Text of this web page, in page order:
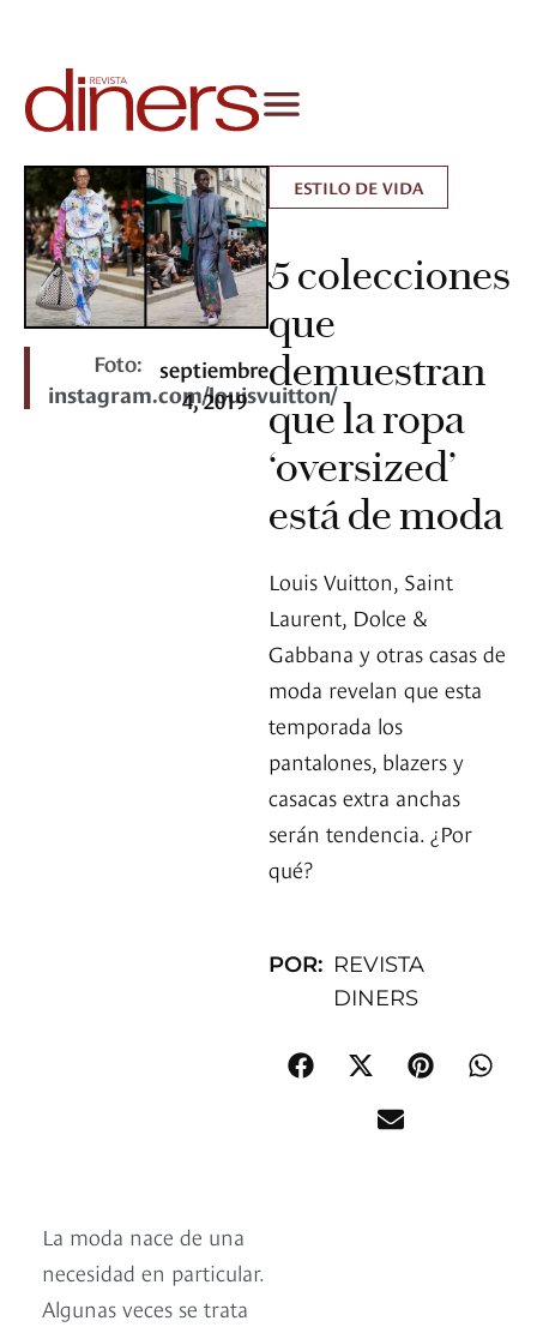
Foto:
instagram.com/louisvuitton/
septiembre
4, 2019
ESTILO DE VIDA
5 colecciones
que
demuestran
que la ropa
‘oversized’
está de moda
Louis Vuitton, Saint
Laurent, Dolce &
Gabbana y otras casas de
moda revelan que esta
temporada los
pantalones, blazers y
casacas extra anchas
serán tendencia. ¿Por
qué?
POR: REVISTA
DINERS
La moda nace de una
necesidad en particular.
Algunas veces se trata